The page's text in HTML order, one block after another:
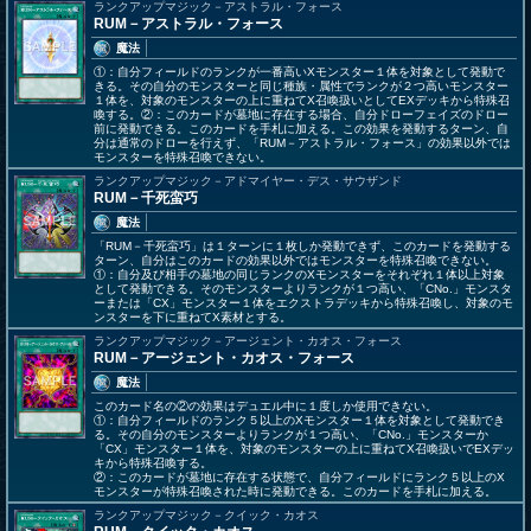
ランクアップマジック－アストラル・フォース
RUM－アストラル・フォース
魔法
①：自分フィールドのランクが一番高いXモンスター１体を対象として発動で
きる。その自分のモンスターと同じ種族・属性でランクが２つ高いモンスター
１体を、対象のモンスターの上に重ねてX召喚扱いとしてEXデッキから特殊召
喚する。②：このカードが墓地に存在する場合、自分ドローフェイズのドロー
前に発動できる。このカードを手札に加える。この効果を発動するターン、自
分は通常のドローを行えず、「RUM－アストラル・フォース」の効果以外では
モンスターを特殊召喚できない。
ランクアップマジック－アドマイヤー・デス・サウザンド
RUM－千死蛮巧
魔法
「RUM－千死蛮巧」は１ターンに１枚しか発動できず、このカードを発動する
ターン、自分はこのカードの効果以外ではモンスターを特殊召喚できない。
①：自分及び相手の墓地の同じランクのXモンスターをそれぞれ１体以上対象
として発動できる。そのモンスターよりランクが１つ高い、「CNo.」モンスタ
ーまたは「CX」モンスター１体をエクストラデッキから特殊召喚し、対象のモ
ンスターを下に重ねてX素材とする。
ランクアップマジック－アージェント・カオス・フォース
RUM－アージェント・カオス・フォース
魔法
このカード名の②の効果はデュエル中に１度しか使用できない。
①：自分フィールドのランク５以上のXモンスター１体を対象として発動でき
る。その自分のモンスターよりランクが１つ高い、「CNo.」モンスターか
「CX」モンスター１体を、対象のモンスターの上に重ねてX召喚扱いでEXデッ
キから特殊召喚する。
②：このカードが墓地に存在する状態で、自分フィールドにランク５以上のX
モンスターが特殊召喚された時に発動できる。このカードを手札に加える。
ランクアップマジック－クイック・カオス